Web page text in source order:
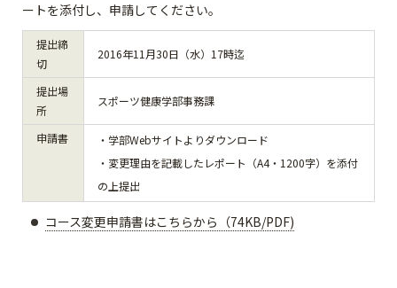
ートを添付し、申請してください。
提出締
切
2016年11月30日（水）17時迄
提出場
所
スポーツ健康学部事務課
申請書
・学部Webサイトよりダウンロード
・変更理由を記載したレポート（A4・1200字）を添付
の上提出
コース変更申請書はこちらから（74KB/PDF)